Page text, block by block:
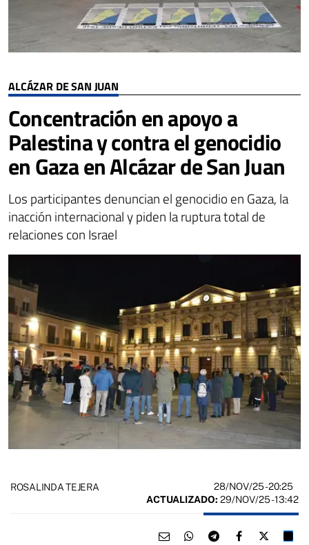
ALCÁZAR DE SAN JUAN
Concentración en apoyo a
Palestina y contra el genocidio
en Gaza en Alcázar de San Juan
Los participantes denuncian el genocidio en Gaza, la
inacción internacional y piden la ruptura total de
relaciones con Israel
ROSALINDA TEJERA 28/NOV/25- 20:25
ACTUALIZADO: 29/NOV/25 - 13:42